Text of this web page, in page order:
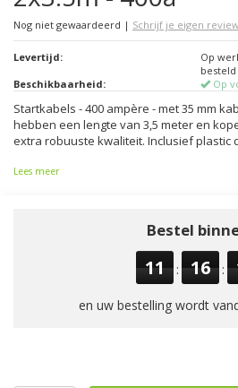
Nog niet gewaardeerd | Schrijf je eigen
Levertijd:
Op
Beschikbaarheid:
Op
Startkabels - 400 ampère - met 35 mm
hebben een lengte van 3,5 meter en
extra robuuste kwaliteit. Inclusief plastic
Lees meer
Bestel
11 : 16 :
en uw bestelling wordt